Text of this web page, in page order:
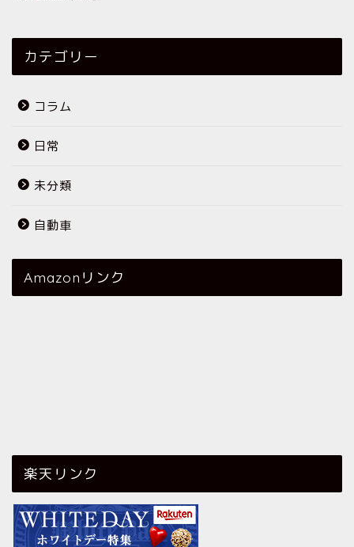
カテゴリー
コラム
日常
未分類
自動車
Amazonリンク
楽天リンク